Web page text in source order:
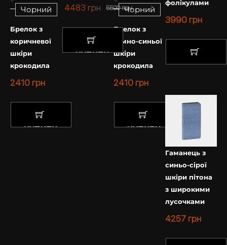
Чорний
Брелок з
коричневої
шкіри
крокодила
2410 грн
КУПИТИ
5500грн
4483 грн
КУПИТИ
Чорний
Брелок з
темно-синьої
шкіри
крокодила
2410 грн
КУПИТИ
фолікулами
3990 грн
Гаманець з
синьо-сірої
шкіри пітона
з широкими
лусочками
4257 грн